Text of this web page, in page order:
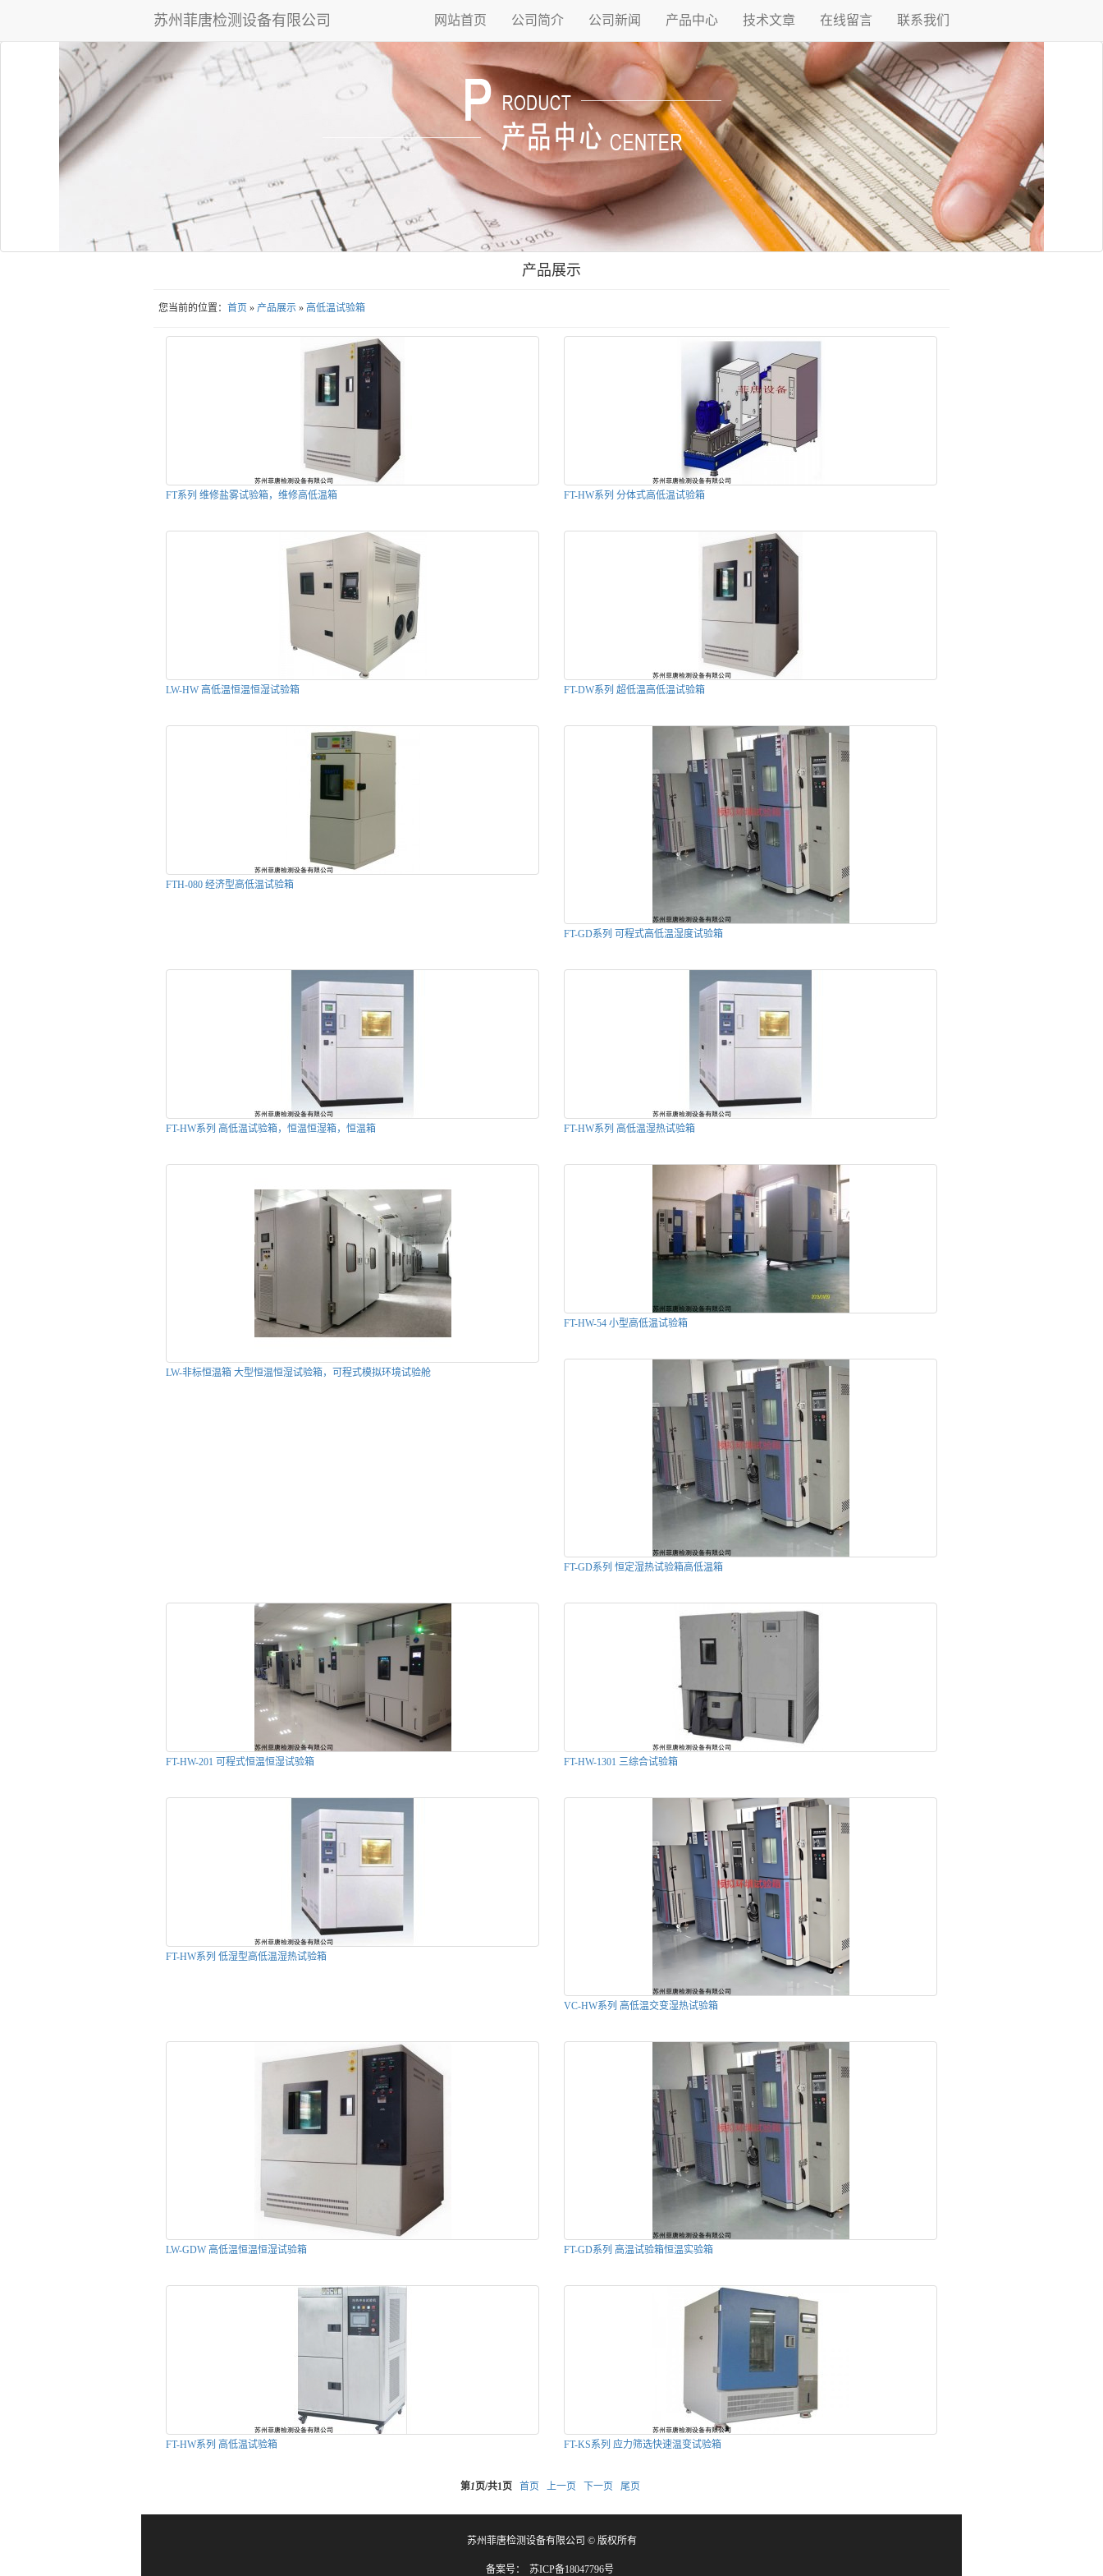
苏州菲唐检测设备有限公司 网站首页 公司简介 公司新闻 产品中心 技术文章 在线留言 联系我们
产品展示
您当前的位置： 首页 » 产品展示 » 高低温试验箱
FT系列 维修盐雾试验箱，维修高低温箱 FT-HW系列 分体式高低温试验箱
LW-HW 高低温恒温恒湿试验箱 FT-DW系列 超低温高低温试验箱
FTH-080 经济型高低温试验箱
FT-GD系列 可程式高低温湿度试验箱
FT-HW系列 高低温试验箱，恒温恒湿箱，恒温箱 FT-HW系列 高低温湿热试验箱
LW-非标恒温箱 大型恒温恒湿试验箱，可程式模拟环境试验舱
FT-HW-54 小型高低温试验箱
FT-GD系列 恒定湿热试验箱高低温箱
FT-HW-201 可程式恒温恒湿试验箱 FT-HW-1301 三综合试验箱
FT-HW系列 低湿型高低温湿热试验箱
VC-HW系列 高低温交变湿热试验箱
LW-GDW 高低温恒温恒湿试验箱 FT-GD系列 高温试验箱恒温实验箱
FT-HW系列 高低温试验箱 FT-KS系列 应力筛选快速温变试验箱
第1页/共1页 首页 上一页 下一页 尾页
苏州菲唐检测设备有限公司 © 版权所有
备案号： 苏ICP备18047796号